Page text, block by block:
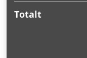
Totalt